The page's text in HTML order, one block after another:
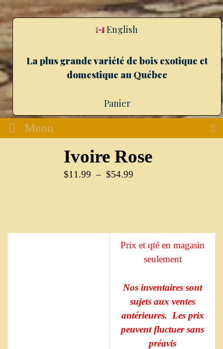
English
La plus grande variété de bois exotique et
domestique au Québec
Panier
Menu
Ivoire Rose
$11.99 – $54.99
Prix et qté en magasin
seulement
Nos inventaires sont
sujets aux ventes
antérieures. Les prix
peuvent fluctuer sans
préavis